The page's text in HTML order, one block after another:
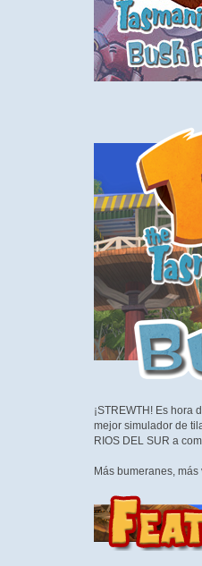
¡STREWTH! Es hora
mejor simulador de
RIOS DEL SUR a
Más bumeranes,